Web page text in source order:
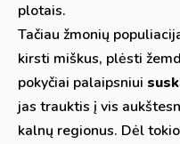
plotais.
Tačiau žmonių
kirsti miškus, plėsti
pokyčiai palaipsniui
jas trauktis į vis
kalnų regionus. Dėl